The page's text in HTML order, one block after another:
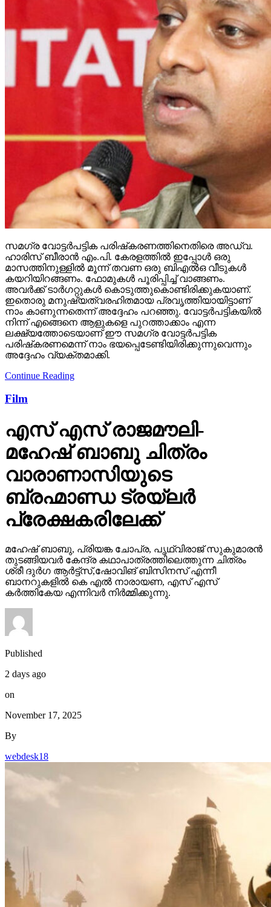
സമഗ്ര വോട്ടര്‍പട്ടിക പരിഷ്‌കരണത്തിനെതിരെ അഡ്വ.
ഹാരിസ് ബീരാന്‍ എം.പി. കേരളത്തില്‍ ഇപ്പോള്‍ ഒരു
മാസത്തിനുള്ളില്‍ മൂന്ന് തവണ ഒരു ബിഎല്‍ഒ വീടുകള്‍
അവര്‍ക്ക് ടാര്‍ഗറ്റുകള്‍ കൊടുത്തുകൊണ്ടിരിക്കുകയാണ്.
ഇതൊരു മനുഷ്യത്വരഹിതമായ പ്രവൃത്തിയായിട്ടാണ്
നാം കാണുന്നതെന്ന് അദ്ദേഹം പറഞ്ഞു. വോട്ടര്‍പട്ടികയില്‍
നിന്ന് എങ്ങെനെ ആളുകളെ പുറത്താക്കാം എന്ന
ലക്ഷ്യത്തോടെയാണ് ഈ സമഗ്ര വോട്ടര്‍പട്ടിക
പരിഷ്‌കരണമെന്ന് നാം ഭയപ്പെടേണ്ടിയിരിക്കുന്നുവെന്നും
അദ്ദേഹം വ്യക്തമാക്കി.
Continue Reading
Film
എസ് എസ് രാജമൗലി-
വാരാണാസിയുടെ
ബ്രഹ്മാണ്ഡ ട്രയ്ലർ
പ്രേക്ഷകരിലേക്ക്
മഹേഷ് ബാബു, പ്രിയങ്ക ചോപ്ര, പൃഥ്വിരാജ് സുകുമാരൻ
തുടങ്ങിയവർ കേന്ദ്ര കഥാപാത്രത്തിലെത്തുന്ന ചിത്രം
ശ്രീ ദുർഗ ആർട്ട്സ്,ഷോവിങ് ബിസിനസ് എന്നീ
കർത്തികേയ എന്നിവർ നിർമ്മിക്കുന്നു.
2 days ago
on
November 17, 2025
By
webdesk18